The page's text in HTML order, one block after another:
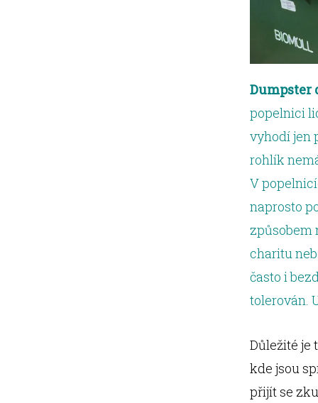
popelnici
vyhodí jen
rohlík
V
naprosto
způsobem
charitu
často i
tolerován.
Důležité je
kde jsou
přijít se